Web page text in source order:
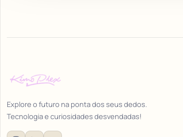
Explore o futuro na ponta dos seus dedos.
Tecnologia e curiosidades desvendadas!